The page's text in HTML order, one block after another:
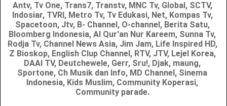
Antv, Tv One, Trans7, Transtv, MNC Tv, Global, SCTV,
Indosiar, TVRI, Metro Tv, Tv Edukasi, Net, Kompas Tv,
Spacetoon, Jtv, B- Channel, O-channel, Berita Satu,
Bloomberg Indonesia, Al Qur'an Nur Kareem, Sunna Tv,
Rodja Tv, Channel News Asia, Jim Jam, Life Inspired HD,
Z Bioskop, English Clup Channel, RTV, JTV, Lejel Korea,
DAAI TV, Deutchewele, Gerr, Sru!, Djak, maung,
Sportone, Ch Musik dan Info, MD Channel, Sinema
Indonesia, Kids Muslim, Community Koperasi,
Community parade.